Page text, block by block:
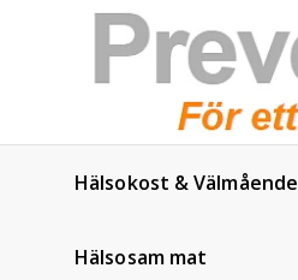
Hälsokost & Välmående
Hälsosam mat